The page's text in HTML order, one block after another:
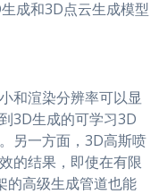
成和3D点云生成模型
和渲染分辨率可以显
3D生成的可学习3D
另一方面，3D高斯喷
的结果，即使在有限
的高级生成管道也能